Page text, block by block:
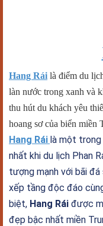
Hang Rái là điểm du
làn nước trong xanh và
thu hút du khách yêu
hoang sơ của biển miền
Hang Rái là một
nhất khi du lịch Phan
tượng mạnh với bãi đá
xếp tầng độc đáo
biệt, Hang Rái được
đẹp bậc nhất miền